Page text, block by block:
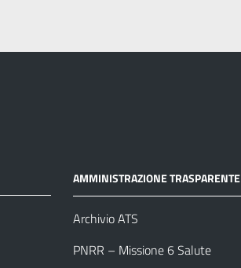
AMMINISTRAZIONE TRASPARENTE
Archivio ATS
PNRR – Missione 6 Salute